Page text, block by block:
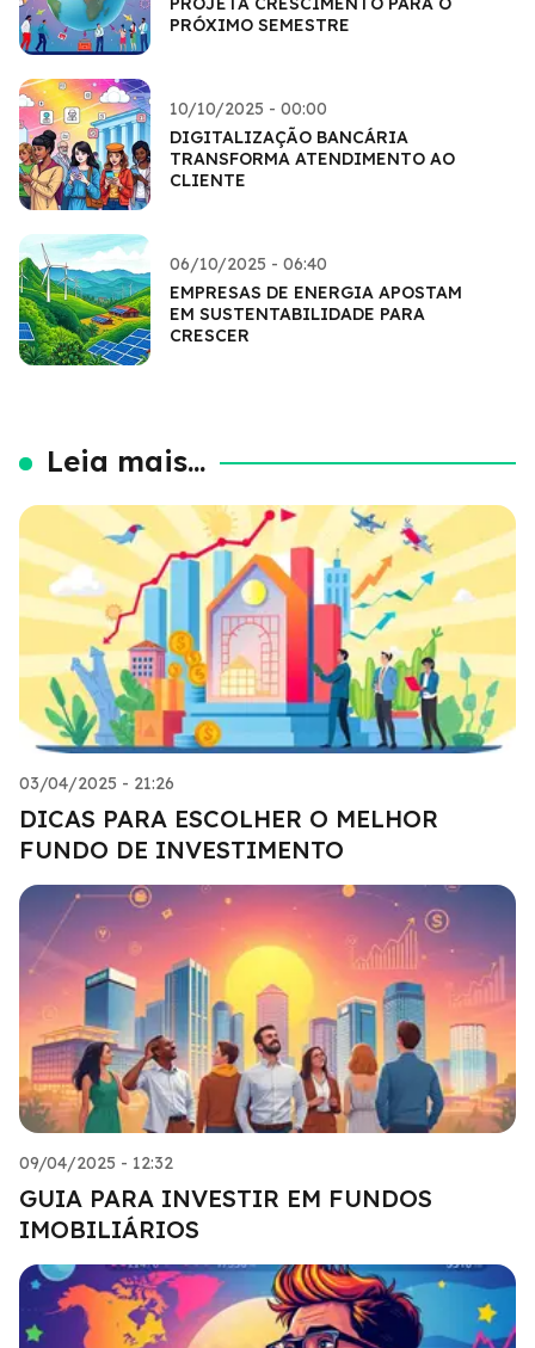
PRÓXIMO SEMESTRE
10/10/2025 - 00:00
DIGITALIZAÇÃO BANCÁRIA
TRANSFORMA ATENDIMENTO AO
CLIENTE
06/10/2025 - 06:40
EMPRESAS DE ENERGIA APOSTAM
EM SUSTENTABILIDADE PARA
CRESCER
Leia mais...
03/04/2025 - 21:26
DICAS PARA ESCOLHER O MELHOR
FUNDO DE INVESTIMENTO
09/04/2025 - 12:32
GUIA PARA INVESTIR EM FUNDOS
IMOBILIÁRIOS